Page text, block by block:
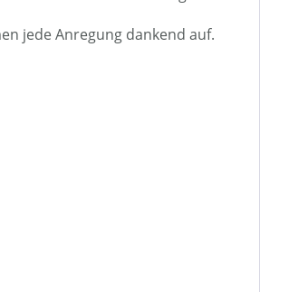
jede Anregung dankend auf.